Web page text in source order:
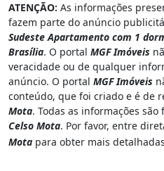
ATENÇÃO: As informações
fazem parte do anúncio
Sudeste Apartamento com 1
Brasília. O portal MGF Imóveis
veracidade ou de qualquer
anúncio. O portal MGF Imóveis
conteúdo, que foi criado e é de
Mota. Todas as informações
Celso Mota. Por favor, entre
Mota para obter mais